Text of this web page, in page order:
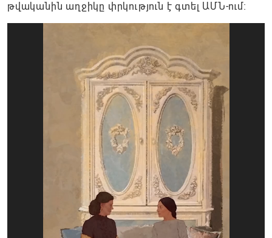
թվականին աղջիկը փրկություն է գտել ԱՄՆ-ում։